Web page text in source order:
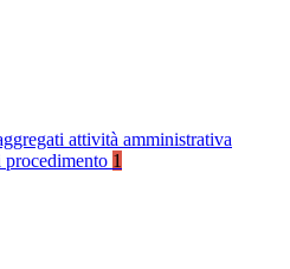
attività amministrativa
1